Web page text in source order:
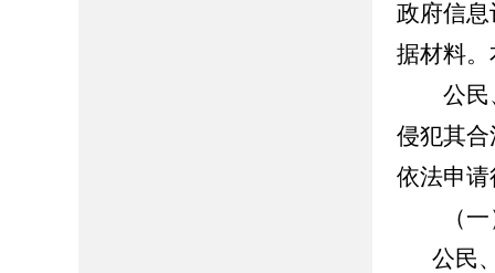
政府信
据材料
公民、
侵犯其
依法申
（一
公民